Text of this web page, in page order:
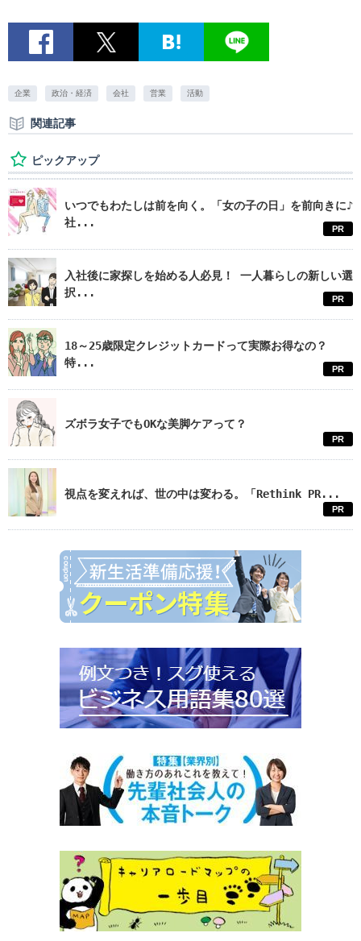
企業 政治・経済 会社 営業 活動
関連記事
ピックアップ
いつでもわたしは前を向く。「女の子の日」を前向きに♪
社...
PR
入社後に家探しを始める人必見！ 一人暮らしの新しい選
択...
PR
18～25歳限定クレジットカードって実際お得なの？
特...
PR
ズボラ女子でもOKな美脚ケアって？
PR
視点を変えれば、世の中は変わる。「Rethink PR...
PR